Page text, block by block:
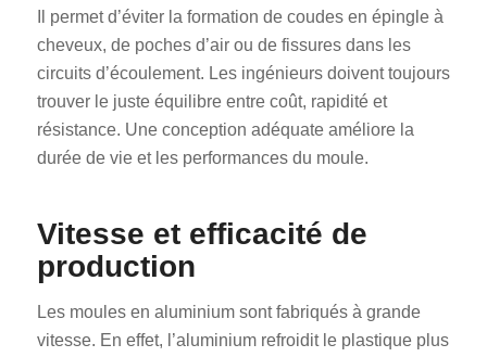
Il permet d’éviter la formation de coudes en épingle à
cheveux, de poches d’air ou de fissures dans les
circuits d’écoulement. Les ingénieurs doivent toujours
trouver le juste équilibre entre coût, rapidité et
résistance. Une conception adéquate améliore la
durée de vie et les performances du moule.
Vitesse et efficacité de
production
Les moules en aluminium sont fabriqués à grande
vitesse. En effet, l’aluminium refroidit le plastique plus